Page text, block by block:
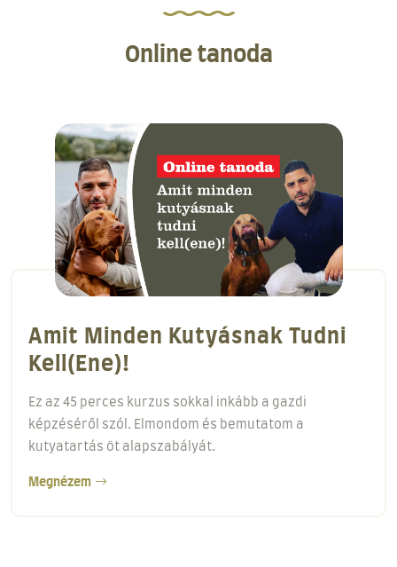
Online tanoda
A Behívás Alapjai!
Minden képzés első lépése a behívás tanítása! A
behívás alapjai című kurzus egy 18 perces videós
anyag.
Megnézem